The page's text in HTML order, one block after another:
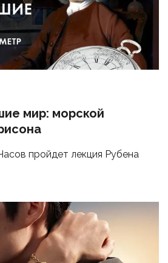
мир: морской
пройдет лекция Рубена